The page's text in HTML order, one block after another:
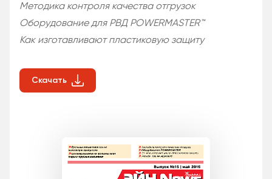
Методика контроля качества отгрузок
Оборудование для РВД POWERMASTER™
Как изготавливают пластиковую защиту
Скачать